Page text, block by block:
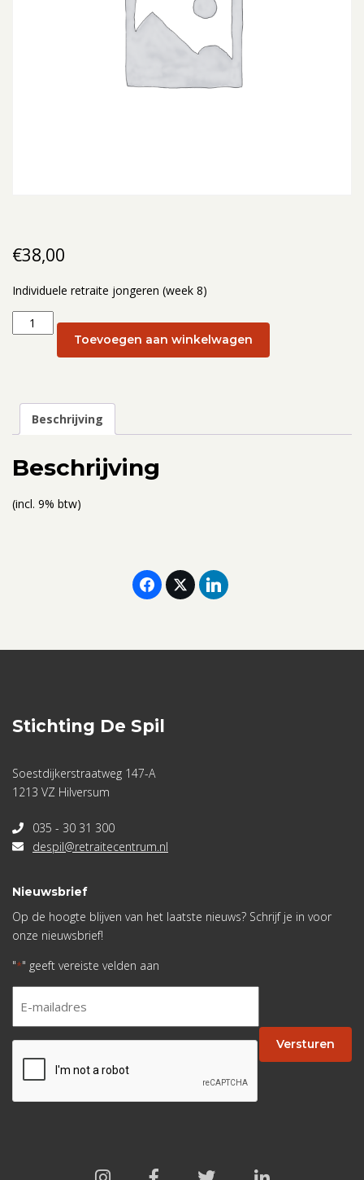
€38,00
Individuele retraite jongeren (week 8)
Individuele
retraite
jongeren
februari
Toevoegen aan winkelwagen
Beschrijving
Beschrijving
(incl. 9% btw)
Stichting De Spil
Soestdijkerstraatweg 147-A
1213 VZ Hilversum
035 - 30 31 300
despil@retraitecentrum.nl
Nieuwsbrief
Op de hoogte blijven van het laatste nieuws? Schrijf je in voor
onze nieuwsbrief!
"*" geeft vereiste velden aan
* Versturen